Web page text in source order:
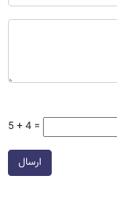
5 + 4 =
ارسال